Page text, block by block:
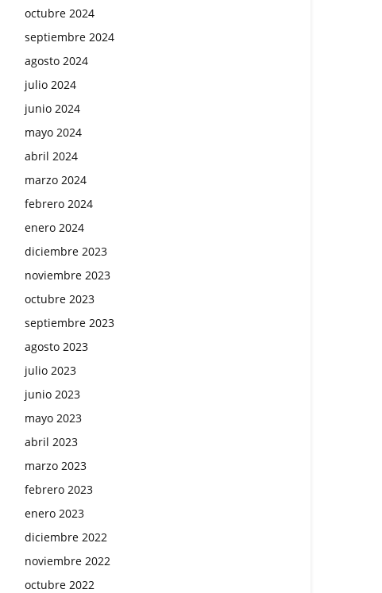
octubre 2024
septiembre 2024
agosto 2024
julio 2024
junio 2024
mayo 2024
abril 2024
marzo 2024
febrero 2024
enero 2024
diciembre 2023
noviembre 2023
octubre 2023
septiembre 2023
agosto 2023
julio 2023
junio 2023
mayo 2023
abril 2023
marzo 2023
febrero 2023
enero 2023
diciembre 2022
noviembre 2022
octubre 2022